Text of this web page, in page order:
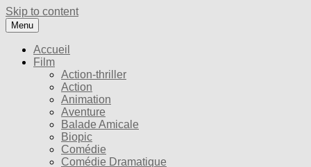
Skip to content
Menu
Accueil
Film
Action-thriller
Action
Animation
Aventure
Balade Amicale
Biopic
Comédie
Comédie Dramatique